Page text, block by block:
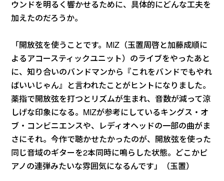
ウンドを明るく響かせるために、具体的にどんな工夫を
加えたのだろうか。
「開放弦を使うことです。MIZ（玉置周啓と加藤成順に
よるアコースティックユニット）のライブをやったあと
に、知り合いのバンドマンから『これをバンドでもやれ
ばいいじゃん』と言われたことがヒントになりました。
薬指で開放弦を打つとリズムが生まれ、音数が減って涼
しげな印象になる。MIZが参考にしているキングス・オ
ブ・コンビニエンスや、レディオヘッドの一部の曲がま
さにそれ。今作で聴かせたかったのが、開放弦を使った
同じ音域のギターを2本同時に鳴らした状態。どこかピ
アノの連弾みたいな雰囲気になるんです」（玉置）